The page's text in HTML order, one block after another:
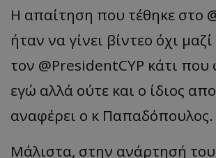
Η απαίτηση που τέθηκε στο
ήταν να γίνει βίντεο όχι
τον @PresidentCYP κάτι που
εγώ αλλά ούτε και ο ίδιος
αναφέρει ο κ Παπαδόπουλος.
Μάλιστα, στην ανάρτησή